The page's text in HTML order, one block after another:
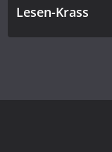
Lesen-Krass